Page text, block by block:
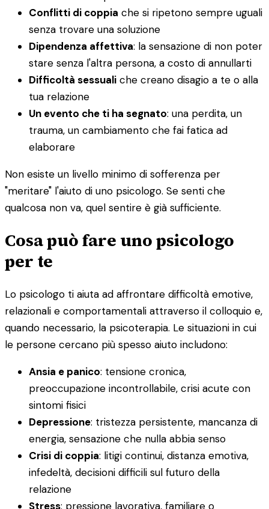
Conflitti di coppia che si ripetono sempre uguali
senza trovare una soluzione
Dipendenza affettiva: la sensazione di non poter
stare senza l'altra persona, a costo di annullarti
Difficoltà sessuali che creano disagio a te o alla
tua relazione
Un evento che ti ha segnato: una perdita, un
trauma, un cambiamento che fai fatica ad
elaborare
Non esiste un livello minimo di sofferenza per
"meritare" l'aiuto di uno psicologo. Se senti che
qualcosa non va, quel sentire è già sufficiente.
Cosa può fare uno psicologo
per te
Lo psicologo ti aiuta ad affrontare difficoltà emotive,
relazionali e comportamentali attraverso il colloquio e,
quando necessario, la psicoterapia. Le situazioni in cui
le persone cercano più spesso aiuto includono:
Ansia e panico: tensione cronica,
preoccupazione incontrollabile, crisi acute con
sintomi fisici
Depressione: tristezza persistente, mancanza di
energia, sensazione che nulla abbia senso
Crisi di coppia: litigi continui, distanza emotiva,
infedeltà, decisioni difficili sul futuro della
relazione
Stress: pressione lavorativa, familiare o